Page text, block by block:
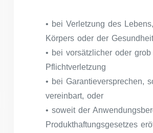
• bei Verletzung des
Körpers oder der Gesundheit
• bei vorsätzlicher oder
Pflichtverletzung
• bei Garantieversprechen,
vereinbart, oder
• soweit der
Produkthaftungsgesetzes